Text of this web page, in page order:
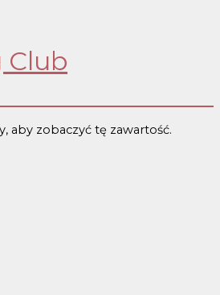
Club
aby zobaczyć tę zawartość.